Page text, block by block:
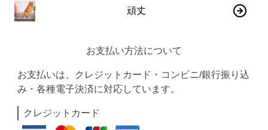
頑丈
お支払い方法について
お支払いは、クレジットカード・コンビニ/銀行振り込
み・各種電子決済に対応しています。
クレジットカード